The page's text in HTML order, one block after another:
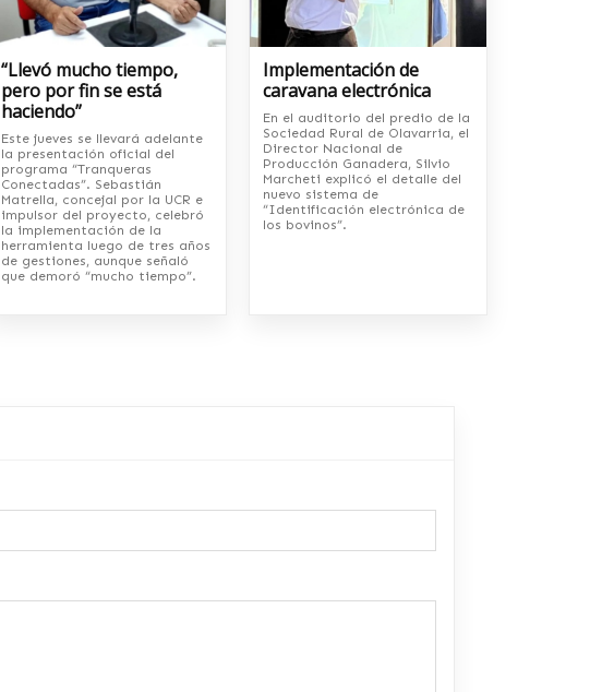
“Llevó mucho tiempo,
pero por fin se está
haciendo”
Este jueves se llevará adelante
la presentación oficial del
programa “Tranqueras
Conectadas”. Sebastián
Matrella, concejal por la UCR e
impulsor del proyecto, celebró
la implementación de la
herramienta luego de tres años
de gestiones, aunque señaló
que demoró “mucho tiempo”.
Implementación de
caravana electrónica
En el auditorio del predio de la
Sociedad Rural de Olavarria, el
Director Nacional de
Producción Ganadera, Silvio
Marcheti explicó el detalle del
nuevo sistema de
“Identificación electrónica de
los bovinos”.